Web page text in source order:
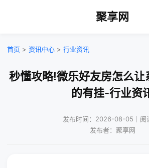
聚享网
首页 > 资讯中心 > 行业资讯
秒懂攻略!微乐好友房怎么让
的有挂-行业资
发布时间：2026-08-05｜阅
发布者：聚享网